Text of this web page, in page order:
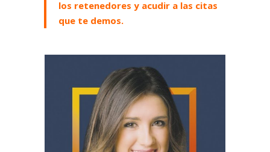
los retenedores y acudir a las citas
que te demos.